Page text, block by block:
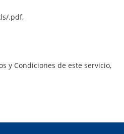
.pdf,
y Condiciones de este servicio,